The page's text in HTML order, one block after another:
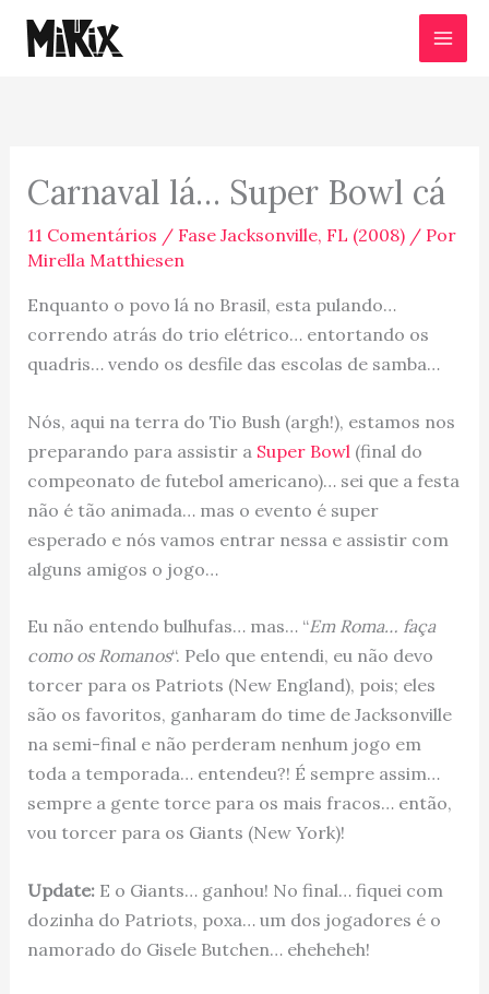
para
Carnaval lá… Super Bowl cá
11 Comentários / Fase Jacksonville, FL (2008)/ Por
Mirella Matthiesen
Enquanto o povo lá no Brasil, esta pulando…
correndo atrás do trio elétrico… entortando os
quadris… vendo os desfile das escolas de samba…
Nós, aqui na terra do Tio Bush (argh!), estamos nos
preparando para assistir a Super Bowl (final do
compeonato de futebol americano)… sei que a festa
não é tão animada… mas o evento é super
esperado e nós vamos entrar nessa e assistir com
alguns amigos o jogo…
Eu não entendo bulhufas… mas… “Em Roma… faça
como os Romanos“. Pelo que entendi, eu não devo
torcer para os Patriots (New England), pois; eles
são os favoritos, ganharam do time de Jacksonville
na semi-final e não perderam nenhum jogo em
toda a temporada… entendeu?! É sempre assim…
sempre a gente torce para os mais fracos… então,
vou torcer para os Giants (New York)!
Update:E o Giants… ganhou! No final… fiquei com
dozinha do Patriots, poxa… um dos jogadores é o
namorado do Gisele Butchen… eheheheh!